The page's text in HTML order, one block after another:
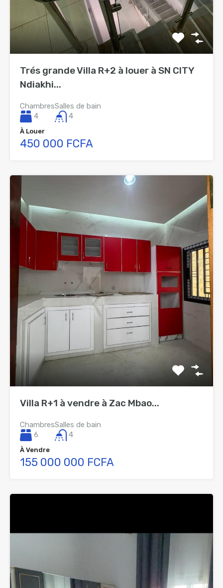
Trés grande Villa R+2 à louer à SN CITY
Ndiakhi...
Chambres
4
Salles de bain
4
À Louer
450 000 FCFA
Villa R+1 à vendre à Zac Mbao...
Chambres
6
Salles de bain
4
À Vendre
155 000 000 FCFA